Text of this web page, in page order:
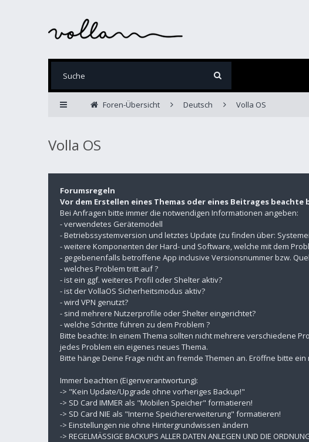
Foren-Übersicht Deutsch Volla OS
Volla OS
Forumsregeln
Vor dem Erstellen eines Themas oder eines Beitrages
Bei Anfragen bitte immer die notwendigen Informationen angeben:
- verwendetes Gerätemodell
- Betriebssystemversion und letztes Update (zu finden über:
- weitere Komponenten der Hard- und Software, welche mit dem
- gegebenenfalls betroffene App inclusive Versionsnummer bzw.
- welches Problem tritt auf ?
- ist ein ggf. weiteres Profil oder Shelter aktiv?
- ist der VollaOS Sicherheitsmodus aktiv?
- wird VPN genutzt?
- sind mehrere Nutzerprofile oder Shelter eingerichtet?
- welche Schritte führen zu dem Problem ?
Bitte beachte: In einem Thema sollten nicht mehrere verschiedene
jedes Problem ein eigenes neues Thema.
Bitte hänge Deine Frage nicht an fremde Themen an. Eröffne bitte
Immer beachten (Eigenverantwortung):
-> "Kein Update/Upgrade ohne vorheriges Backup!"
-> SD Card IMMER als "Mobilen Speicher" formatieren!
-> SD Card NIE als "Interne Speichererweiterung" formatieren!
-> Einstellungen nie ohne Hintergrundwissen ändern
-> REGELMÄSSIGE BACKUPS ALLER DATEN ANLEGEN UND DIE